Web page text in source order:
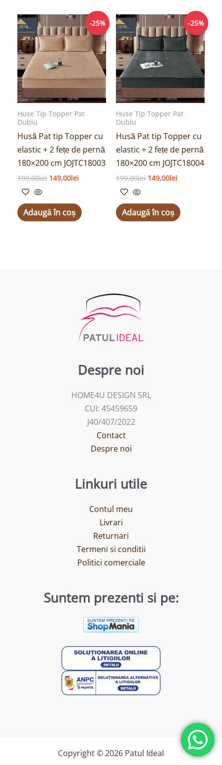
-25%
Huse Tip Topper Pat
Dublu
Husă Pat tip Topper cu
elastic + 2 fețe de pernă
180×200 cm JOJTC18003
199,00lei
Prețul
inițial
a
fost:
199,00lei.
149,00lei
Prețul
curent
este:
149,00lei.
Adaugă în coș
-25%
Huse Tip Topper Pat
Dublu
Husă Pat tip Topper cu
elastic + 2 fețe de pernă
180×200 cm JOJTC18004
199,00lei
Prețul
inițial
a
fost:
199,00lei.
149,00lei
Prețul
curent
este:
149,00lei.
Adaugă în coș
Despre noi
HOME4U DESIGN SRL
CUI: 45459659
J40/407/2022
Contact
Despre noi
Linkuri utile
Contul meu
Livrari
Returnari
Termeni si conditii
Politici comerciale
Suntem prezenti si pe:
Copyright © 2026 Patul Ideal